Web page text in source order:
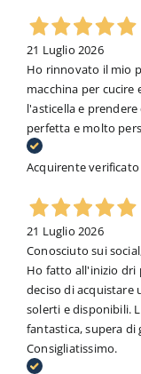
21 Luglio 2026
Ho rinnovato il mio
macchina per cucire
l'asticella e
perfetta e molto
Acquirente verificato
21 Luglio 2026
Conosciuto sui
Ho fatto all'inizio dri
deciso di acquistare
solerti e disponibili.
fantastica, supera di
Consigliatissimo.